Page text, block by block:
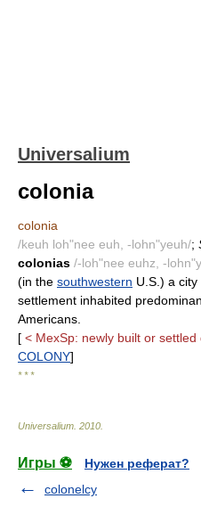
Universalium
colonia
colonia
/keuh loh"nee euh, -lohn"yeuh/;
colonias /-loh"nee euhz, -
(in the southwestern U.S.) a
settlement inhabited
Americans.
[ < MexSp: newly built or settled
COLONY]
* * *
Universalium 2010
Игры ⚽
Нужен реферат?
colonelcy